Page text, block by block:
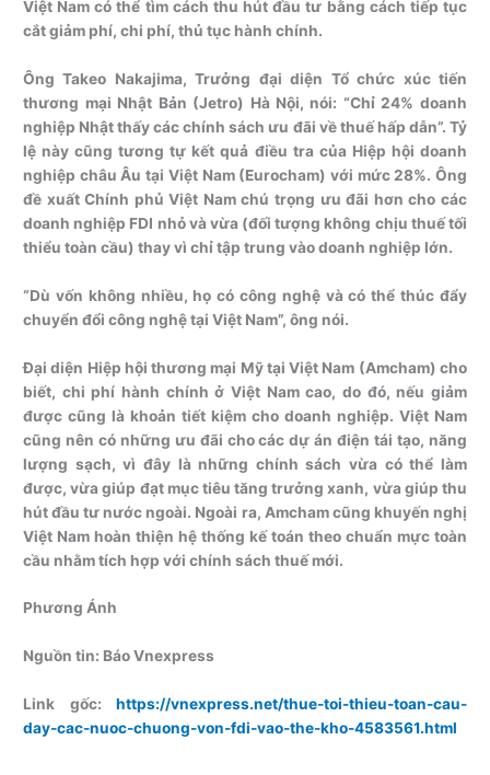
Việt Nam có thể tìm cách thu hút đầu tư bằng cách tiếp tục
cắt giảm phí, chi phí, thủ tục hành chính.
Ông Takeo Nakajima, Trưởng đại diện Tổ chức xúc tiến
thương mại Nhật Bản (Jetro) Hà Nội, nói: “Chỉ 24% doanh
nghiệp Nhật thấy các chính sách ưu đãi về thuế hấp dẫn”. Tỷ
lệ này cũng tương tự kết quả điều tra của Hiệp hội doanh
nghiệp châu Âu tại Việt Nam (Eurocham) với mức 28%. Ông
đề xuất Chính phủ Việt Nam chú trọng ưu đãi hơn cho các
doanh nghiệp FDI nhỏ và vừa (đối tượng không chịu thuế tối
thiểu toàn cầu) thay vì chỉ tập trung vào doanh nghiệp lớn.
“Dù vốn không nhiều, họ có công nghệ và có thể thúc đẩy
chuyển đổi công nghệ tại Việt Nam”, ông nói.
Đại diện Hiệp hội thương mại Mỹ tại Việt Nam (Amcham) cho
biết, chi phí hành chính ở Việt Nam cao, do đó, nếu giảm
được cũng là khoản tiết kiệm cho doanh nghiệp. Việt Nam
cũng nên có những ưu đãi cho các dự án điện tái tạo, năng
lượng sạch, vì đây là những chính sách vừa có thể làm
được, vừa giúp đạt mục tiêu tăng trưởng xanh, vừa giúp thu
hút đầu tư nước ngoài. Ngoài ra, Amcham cũng khuyến nghị
Việt Nam hoàn thiện hệ thống kế toán theo chuẩn mực toàn
cầu nhằm tích hợp với chính sách thuế mới.
Phương Ánh
Nguồn tin: Báo Vnexpress
Link gốc: https://vnexpress.net/thue-toi-thieu-toan-cau-
day-cac-nuoc-chuong-von-fdi-vao-the-kho-4583561.html